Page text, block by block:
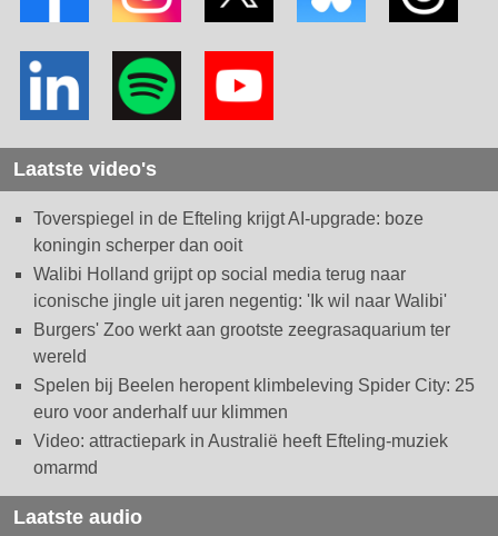
Laatste video's
Toverspiegel in de Efteling krijgt AI-upgrade: boze
koningin scherper dan ooit
Walibi Holland grijpt op social media terug naar
iconische jingle uit jaren negentig: 'Ik wil naar Walibi'
Burgers' Zoo werkt aan grootste zeegrasaquarium ter
wereld
Spelen bij Beelen heropent klimbeleving Spider City: 25
euro voor anderhalf uur klimmen
Video: attractiepark in Australië heeft Efteling-muziek
omarmd
Laatste audio